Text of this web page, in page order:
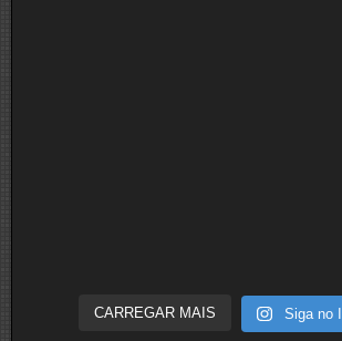
CARREGAR MAIS Siga no